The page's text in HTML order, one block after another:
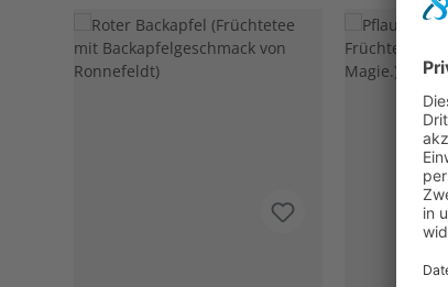
Produktgalerie überspringen